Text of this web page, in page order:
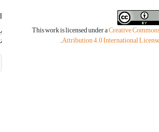
This work is licensed under aCreative
Attribution 4.0 International
.